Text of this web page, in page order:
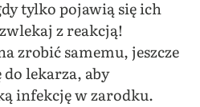
tylko pojawią się ich
z reakcją!
zrobić samemu, jeszcze
lekarza, aby
infekcję w zarodku.